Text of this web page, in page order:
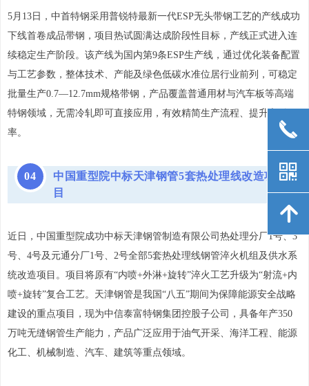
5月13日，中首特钢采用普锐特最新一代ESP无头带钢工艺的产线成功
下线首卷成品带钢，项目热试圆满达成阶段性目标，产线正式进入连
续稳定生产阶段。该产线为国内第9条ESP生产线，通过优化装备配置
与工艺参数，整体技术、产能及绿色低碳水准位居行业前列，可稳定
批量生产0.7—12.7mm规格带钢，产品覆盖普通用材与汽车板等高端
特钢领域，无需冷轧即可直接应用，有效精简生产流程、提升交付效
率。
04
中国重型院中标天津钢管5套热处理线改造项
目
近日，中国重型院成功中标天津钢管制造有限公司热处理分厂1号、3
号、4号及元通分厂1号、2号全部5套热处理线钢管淬火机组及供水系
统改造项目。项目将原有“内喷+外淋+旋转”淬火工艺升级为“射流+内
喷+旋转”复合工艺。天津钢管是我国“八五”期间为保障能源安全战略
建设的重点项目，现为中信泰富特钢集团控股子公司，具备年产350
万吨无缝钢管生产能力，产品广泛应用于油气开采、海洋工程、能源
化工、机械制造、汽车、建筑等重点领域。
끅
낃
녕